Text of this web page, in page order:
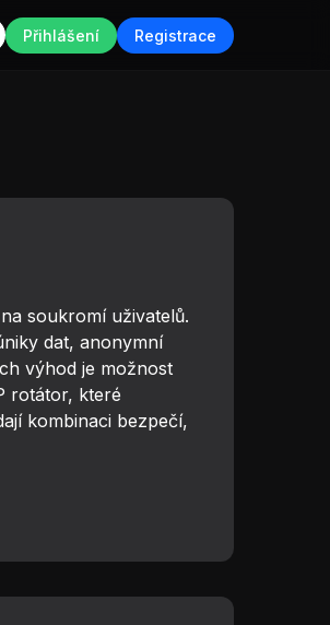
Přihlášení Registrace
soukromí uživatelů.
dat, anonymní
výhod je možnost
rotátor, které
kombinaci bezpečí,